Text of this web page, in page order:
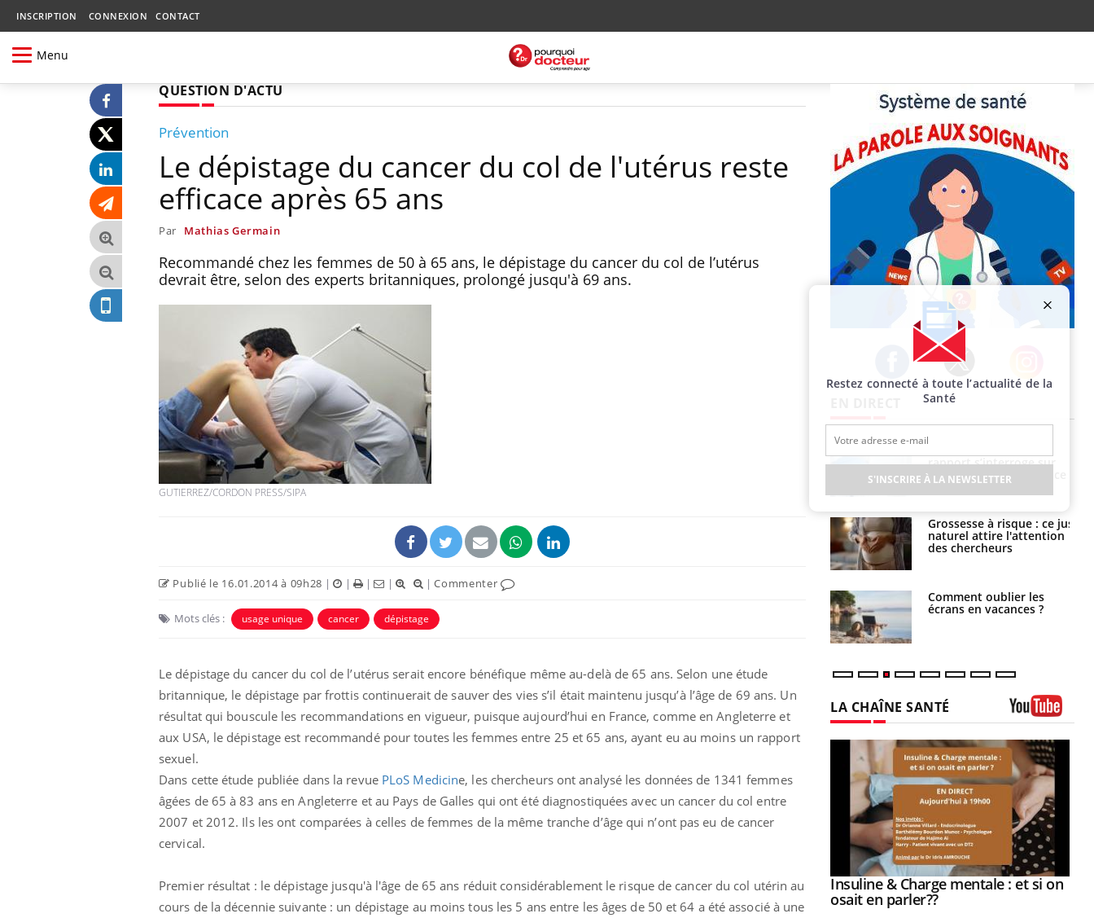
INSCRIPTION CONNEXION CONTACT
Menu
QUESTION D'ACTU
Prévention
Le dépistage du cancer du col de l'utérus reste
efficace après 65 ans
Par Mathias Germain
Recommandé chez les femmes de 50 à 65 ans, le dépistage du cancer du col de l’utérus
devrait être, selon des experts britanniques, prolongé jusqu'à 69 ans.
GUTIERREZ/CORDON PRESS/SIPA
Publié le 16.01.2014 à 09h28 | | | | |Commenter
Mots clés : usage unique cancer dépistage
Le dépistage du cancer du col de l’utérus serait encore bénéfique même au-delà de 65 ans. Selon une étude
britannique, le dépistage par frottis continuerait de sauver des vies s’il était maintenu jusqu’à l’âge de 69 ans. Un
résultat qui bouscule les recommandations en vigueur, puisque aujourd’hui en France, comme en Angleterre et
aux USA, le dépistage est recommandé pour toutes les femmes entre 25 et 65 ans, ayant eu au moins un rapport
sexuel.
Dans cette étude publiée dans la revue PLoS Medicine, les chercheurs ont analysé les données de 1341 femmes
âgées de 65 à 83 ans en Angleterre et au Pays de Galles qui ont été diagnostiquées avec un cancer du col entre
2007 et 2012. Ils les ont comparées à celles de femmes de la même tranche d’âge qui n’ont pas eu de cancer
cervical.
Premier résultat : le dépistage jusqu'à l'âge de 65 ans réduit considérablement le risque de cancer du col utérin au
cours de la décennie suivante : un dépistage au moins tous les 5 ans entre les âges de 50 et 64 a été associé à une
Facebook Twitter Instagram
Mon enfant est-il trop
sensible ou simplement
très empathique ?
Bébés, jeunes enfants :
rapport s’interroge sur
son taux élevé en France
Grossesse à risque : ce jus
naturel attire l'attention
des chercheurs
Comment oublier les
écrans en vacances ?
LA CHAÎNE SANTÉ
Youtube
Eczéma Chronique des Mains :
expliquer ma maladie Youtube
Youtube
Carence en fer : comprendre pour
prévenir Youtube
Youtube
Insuline & Charge mentale : et si on
osait en parler??Youtube
Restez connecté à toute l’actualité de la
Santé
S'INSCRIRE À LA NEWSLETTER